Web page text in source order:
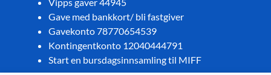
Gave med bankkort/ bli fastgiver
Gavekonto 78770654539
Kontingentkonto 12040444791
Start en bursdagsinnsamling til MIFF